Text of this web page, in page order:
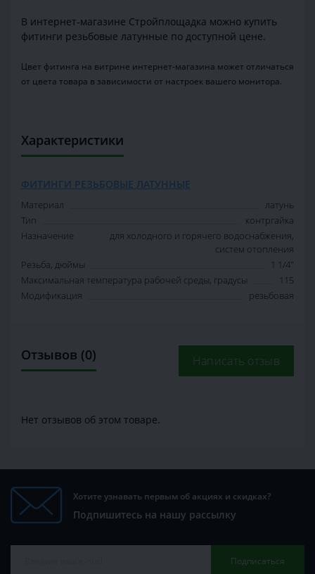
В интернет-магазине Стройплощадка можно купить
фитинги резьбовые латунные по доступной цене.
Цвет фитинга на витрине интернет-магазина может отличаться
от цвета товара в зависимости от настроек вашего монитора.
Характеристики
ФИТИНГИ РЕЗЬБОВЫЕ ЛАТУННЫЕ
Материал
латунь
Тип
контргайка
Назначение
для холодного и горячего водоснабжения,
систем отопления
Резьба, дюймы
1 1/4"
Максимальная температура рабочей среды, градусы
115
Модификация
резьбовая
Отзывов (0) Написать отзыв
Нет отзывов об этом товаре.
Хотите узнавать первым об акциях и скидках?
Подпишитесь на нашу рассылку
Подписаться